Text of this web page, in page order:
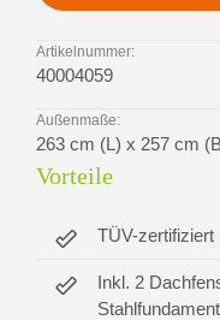
Artikelnummer:
40004059
Außenmaße:
263 cm (L) x 257 cm
Vorteile
TÜV-zertifiziert
Inkl. 2